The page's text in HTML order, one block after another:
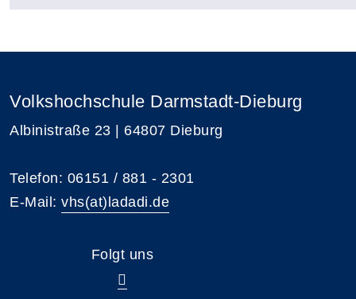
Volkshochschule Darmstadt-Dieburg
Albinistraße 23 | 64807 Dieburg
Telefon: 06151 / 881 - 2301
E-Mail: vhs(at)ladadi.de
Folgt uns